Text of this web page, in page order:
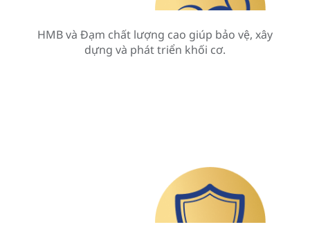
HMB và Đạm chất lượng cao giúp bảo vệ, xây
dựng và phát triển khối cơ.